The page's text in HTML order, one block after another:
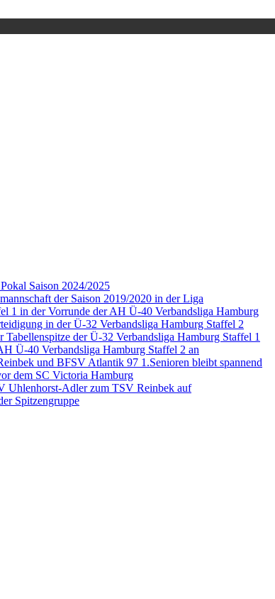
Saison 2024/2025
der Saison 2019/2020 in der Liga
1 in der Vorrunde der AH Ü-40 Verbandsliga Hamburg
in der Ü-32 Verbandsliga Hamburg Staffel 2
der Ü-32 Verbandsliga Hamburg Staffel 1
Ü-40 Verbandsliga Hamburg Staffel 2 an
und BFSV Atlantik 97 1.Senioren bleibt spannend
dem SC Victoria Hamburg
Uhlenhorst-Adler zum TSV Reinbek auf
Spitzengruppe